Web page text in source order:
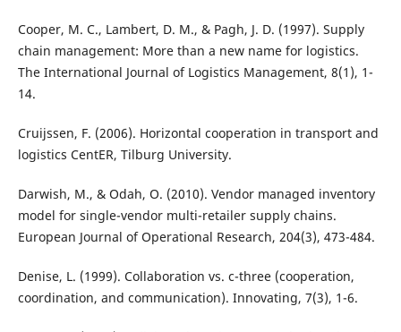
Cooper, M. C., Lambert, D. M., & Pagh, J. D. (1997). Supply
chain management: More than a new name for logistics.
The International Journal of Logistics Management, 8(1), 1-
14.
Cruijssen, F. (2006). Horizontal cooperation in transport and
logistics CentER, Tilburg University.
Darwish, M., & Odah, O. (2010). Vendor managed inventory
model for single-vendor multi-retailer supply chains.
European Journal of Operational Research, 204(3), 473-484.
Denise, L. (1999). Collaboration vs. c-three (cooperation,
coordination, and communication). Innovating, 7(3), 1-6.